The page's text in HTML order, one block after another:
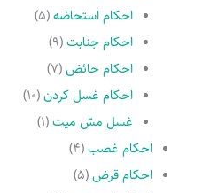
احکام استحاضه(۵)
احکام جنابت(۹)
احکام حائض(۷)
احکام غسل کردن(۱۰)
غسل مسّ میت(۱)
احکام غصب(۴)
احکام قرض(۵)